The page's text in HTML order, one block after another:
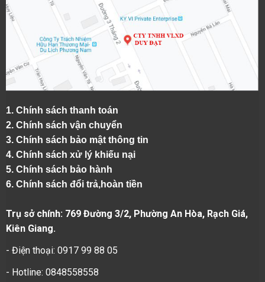
1. Chính sách thanh toán
2. Chính sách vận chuyển
3. Chính sách bảo mật thông tin
4. Chính sách xử lý khiếu nại
5. Chính sách bảo hành
6. Chính sách đổi trả,hoàn tiền
Trụ sở chính: 769 Đường 3/2, Phường An Hòa, Rạch Giá,
Kiên Giang.
- Điện thoại: 0917 99 88 05
- Hotline: 0848558558